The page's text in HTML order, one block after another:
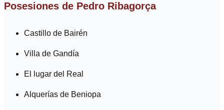
Posesiones de Pedro Ribagorça
Castillo de Bairén
Villa de Gandía
El lugar del Real
Alquerías de Beniopa